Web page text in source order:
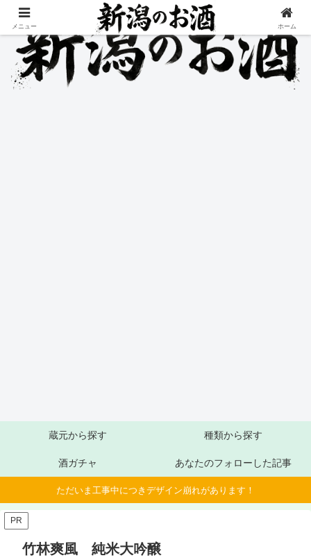
蔵元から探す 種類から探す
酒ガチャ あなたのフォローした記事
ただいま工事中につきデザイン崩れがあります！
PR
竹林爽風 純米大吟醸
メニュー ホーム